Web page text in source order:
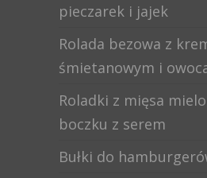
pieczarek i jajek
Rolada bezowa z
śmietanowym i
Roladki z mięsa
boczku z serem
Bułki do